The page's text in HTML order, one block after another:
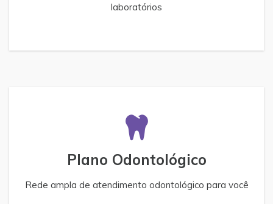
laboratórios
Plano Odontológico
Rede ampla de atendimento odontológico para você